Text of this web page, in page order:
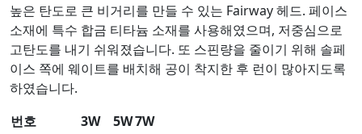
높은 탄도로 큰 비거리를 만들 수 있는 Fairway 헤드. 페이스
소재에 특수 합금 티타늄 소재를 사용해였으며, 저중심으로
고탄도를 내기 쉬워졌습니다. 또 스핀량을 줄이기 위해 솔페
이스 쪽에 웨이트를 배치해 공이 착지한 후 런이 많아지도록
하였습니다.
번호
3W 5W7W